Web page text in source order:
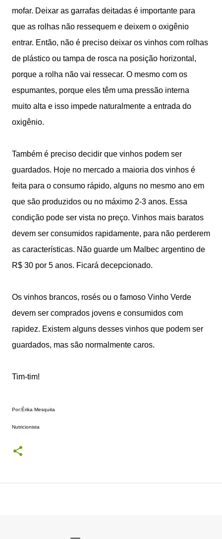
mofar. Deixar as garrafas deitadas é importante para
que as rolhas não ressequem e deixem o oxigênio
entrar. Então, não é preciso deixar os vinhos com rolhas
de plástico ou tampa de rosca na posição horizontal,
porque a rolha não vai ressecar. O mesmo com os
espumantes, porque eles têm uma pressão interna
muito alta e isso impede naturalmente a entrada do
oxigênio.
Também é preciso decidir que vinhos podem ser
guardados. Hoje no mercado a maioria dos vinhos é
feita para o consumo rápido, alguns no mesmo ano em
que são produzidos ou no máximo 2-3 anos. Essa
condição pode ser vista no preço. Vinhos mais baratos
devem ser consumidos rapidamente, para não perderem
as características. Não guarde um Malbec argentino de
R$ 30 por 5 anos. Ficará decepcionado.
Os vinhos brancos, rosés ou o famoso Vinho Verde
devem ser comprados jovens e consumidos com
rapidez. Existem alguns desses vinhos que podem ser
guardados, mas são normalmente caros.
Tim-tim!
Por:Érika Mesquita
Nutricionista